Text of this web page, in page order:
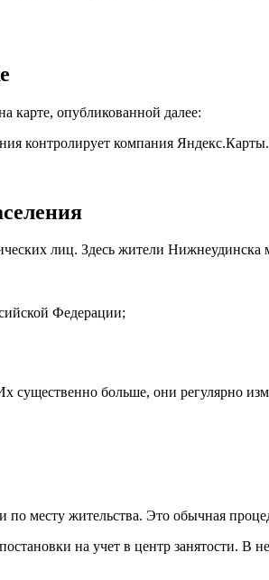
карте, опубликованной далее:
контролирует компания Яндекс.Карты.
лиц. Здесь жители Нижнеудинска
Федерации;
существенно больше, они регулярно
по месту жительства. Это обычная
на учет в центр занятости. В